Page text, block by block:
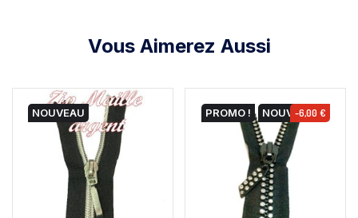
Vous Aimerez Aussi
NOUVEAU PROMO ! NOUVEAU
-6,00 €